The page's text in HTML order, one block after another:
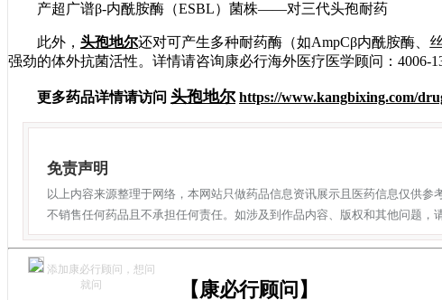
产超广谱β-内酰胺酶（ESBL）菌株——对三代头孢耐药
此外， 头孢地尔还对可产生多种耐药酶（如AmpCβ内酰胺酶、
强劲的体外抗菌活性。详情请咨询康必行海外医疗医学顾问：4006-
更多药品详情请访问 头孢地尔 https://www.kangbixing.com/
免责声明
以上内容来源整理于网络，本网站只做药品信息资讯展示且医药信息仅供
不销售任何药品且不承担任何责任。如涉及到作品内容、版权和其他问题，
添加康必行顾问，想问
就问
【康必行顾问】